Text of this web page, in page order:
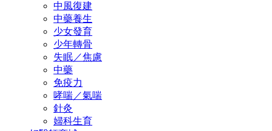
中風復建
中藥養生
少女發育
少年轉骨
失眠／焦慮
中藥
免疫力
哮喘／氣喘
針灸
婦科生育